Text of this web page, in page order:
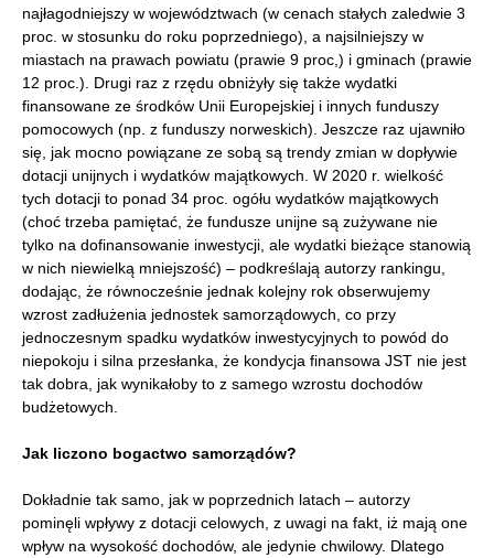
najłagodniejszy w województwach (w cenach stałych zaledwie 3
proc. w stosunku do roku poprzedniego), a najsilniejszy w
miastach na prawach powiatu (prawie 9 proc,) i gminach (prawie
12 proc.). Drugi raz z rzędu obniżyły się także wydatki
finansowane ze środków Unii Europejskiej i innych funduszy
pomocowych (np. z funduszy norweskich). Jeszcze raz ujawniło
się, jak mocno powiązane ze sobą są trendy zmian w dopływie
dotacji unijnych i wydatków majątkowych. W 2020 r. wielkość
tych dotacji to ponad 34 proc. ogółu wydatków majątkowych
(choć trzeba pamiętać, że fundusze unijne są zużywane nie
tylko na dofinansowanie inwestycji, ale wydatki bieżące stanowią
w nich niewielką mniejszość) – podkreślają autorzy rankingu,
dodając, że równocześnie jednak kolejny rok obserwujemy
wzrost zadłużenia jednostek samorządowych, co przy
jednoczesnym spadku wydatków inwestycyjnych to powód do
niepokoju i silna przesłanka, że kondycja finansowa JST nie jest
tak dobra, jak wynikałoby to z samego wzrostu dochodów
budżetowych.
Jak liczono bogactwo samorządów?
Dokładnie tak samo, jak w poprzednich latach – autorzy
pominęli wpływy z dotacji celowych, z uwagi na fakt, iż mają one
wpływ na wysokość dochodów, ale jedynie chwilowy. Dlatego